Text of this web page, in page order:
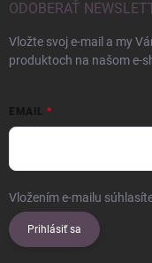
ODOBERAŤ
Vložte svoj e-mail a my
produktoch na našom e-
EMAIL
Vložením e-mailu
Prihlásiť sa